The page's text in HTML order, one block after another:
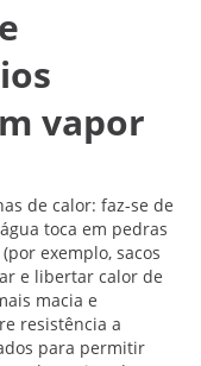
vapor
de calor: faz-se de
toca em pedras
exemplo, sacos
e libertar calor de
macia e
resistência a
para permitir